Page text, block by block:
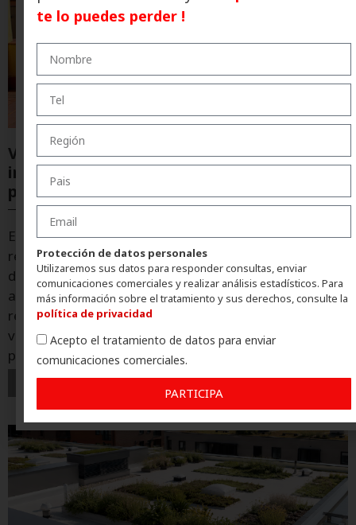
Vacaciones sin sorpresas: la
impermeabilización, la mejor aliada para
proteger la vivienda durante el verano
Eagle Waterproofing recuerda la importancia de
revisar cubiertas y puntos críticos antes de marcharse
de vacaciones. Una correcta impermeabilización
ayuda a prevenir filtraciones, humedades y costosas
reparaciones a la vuelta del verano. Con la llegada del
verano, miles de familias aprovechan las vacaciones
para ausentarse de sus viviendas durante
te lo puedes perder !
Protección de datos personales
Utilizaremos sus datos para responder consultas, enviar
comunicaciones comerciales y realizar análisis estadísticos. Para
más información sobre el tratamiento y sus derechos, consulte la
política de privacidad
Acepto el tratamiento de datos para enviar
comunicaciones comerciales.
PARTICIPA